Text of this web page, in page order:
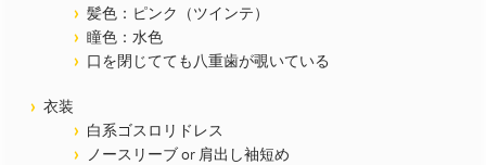
髪色：ピンク（ツインテ）
瞳色：水色
口を閉じてても八重歯が覗いている
衣装
白系ゴスロリドレス
ノースリーブ or 肩出し袖短め